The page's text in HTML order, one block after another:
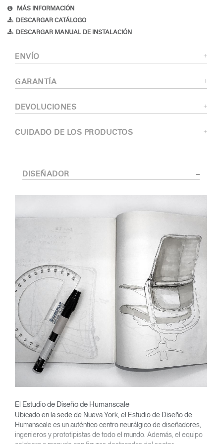
MÁS INFORMACIÓN
DESCARGAR CATÁLOGO
DESCARGAR MANUAL DE INSTALACIÓN
ENVÍO
GARANTÍA
DEVOLUCIONES
CUIDADO DE LOS PRODUCTOS
DISEÑADOR
El Estudio de Diseño de Humanscale
Ubicado en la sede de Nueva York, el Estudio de Diseño de
Humanscale es un auténtico centro neurálgico de diseñadores,
ingenieros y prototipistas de todo el mundo. Además, el equipo